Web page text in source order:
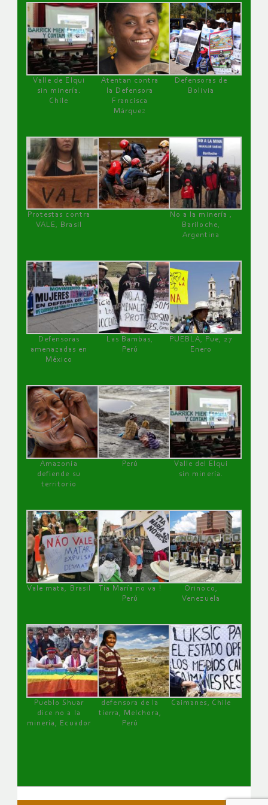
Valle de Elqui
sin minería.
Chile
Atentan contra
la Defensora
Francisca
Márquez
Defensoras de
Bolivia
Protestas contra
VALE, Brasil
No a la minería ,
Bariloche,
Argentina
Defensoras
amenazadas en
México
Las Bambas,
Perú
PUEBLA, Pue, 27
Enero
Amazonía
defiende su
territorio
Perú
Valle del Elqui
sin minería.
Vale mata, Brasil
Tía María no va !
Perú
Orinoco,
Venezuela
Pueblo Shuar
dice no a la
minería, Ecuador
defensora de la
tierra, Melchora,
Perú
Caimanes, Chile